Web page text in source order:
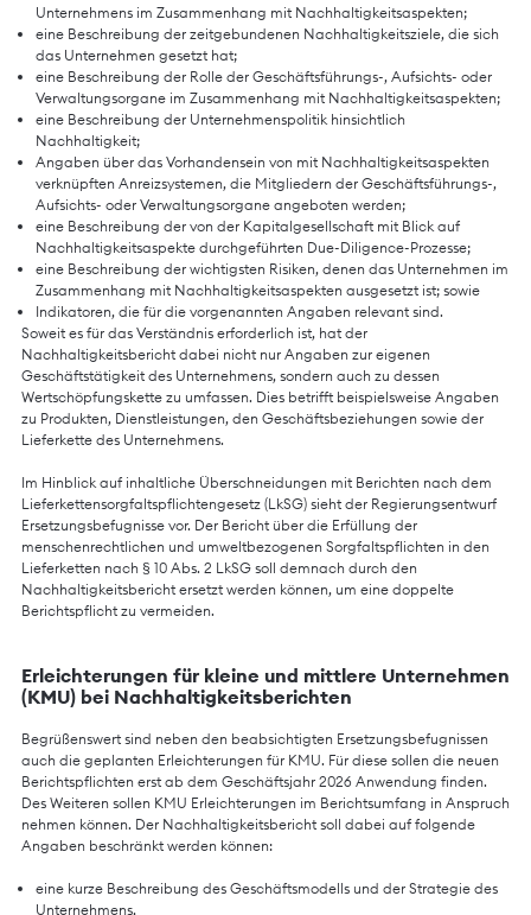
Unternehmens im Zusammenhang mit Nachhaltigkeitsaspekten;
eine Beschreibung der zeitgebundenen Nachhaltigkeitsziele, die sich
das Unternehmen gesetzt hat;
eine Beschreibung der Rolle der Geschäftsführungs-, Aufsichts- oder
Verwaltungsorgane im Zusammenhang mit Nachhaltigkeitsaspekten;
eine Beschreibung der Unternehmenspolitik hinsichtlich
Nachhaltigkeit;
Angaben über das Vorhandensein von mit Nachhaltigkeitsaspekten
verknüpften Anreizsystemen, die Mitgliedern der Geschäftsführungs-,
Aufsichts- oder Verwaltungsorgane angeboten werden;
eine Beschreibung der von der Kapitalgesellschaft mit Blick auf
Nachhaltigkeitsaspekte durchgeführten Due-Diligence-Prozesse;
eine Beschreibung der wichtigsten Risiken, denen das Unternehmen im
Zusammenhang mit Nachhaltigkeitsaspekten ausgesetzt ist; sowie
Indikatoren, die für die vorgenannten Angaben relevant sind.
Soweit es für das Verständnis erforderlich ist, hat der
Nachhaltigkeitsbericht dabei nicht nur Angaben zur eigenen
Geschäftstätigkeit des Unternehmens, sondern auch zu dessen
Wertschöpfungskette zu umfassen. Dies betrifft beispielsweise Angaben
zu Produkten, Dienstleistungen, den Geschäftsbeziehungen sowie der
Lieferkette des Unternehmens.
Im Hinblick auf inhaltliche Überschneidungen mit Berichten nach dem
Lieferkettensorgfaltspflichtengesetz (LkSG) sieht der Regierungsentwurf
Ersetzungsbefugnisse vor. Der Bericht über die Erfüllung der
menschenrechtlichen und umweltbezogenen Sorgfaltspflichten in den
Lieferketten nach § 10 Abs. 2 LkSG soll demnach durch den
Nachhaltigkeitsbericht ersetzt werden können, um eine doppelte
Berichtspflicht zu vermeiden.
Erleichterungen für kleine und mittlere Unternehmen
(KMU) bei Nachhaltigkeitsberichten
Begrüßenswert sind neben den beabsichtigten Ersetzungsbefugnissen
auch die geplanten Erleichterungen für KMU. Für diese sollen die neuen
Berichtspflichten erst ab dem Geschäftsjahr 2026 Anwendung finden.
Des Weiteren sollen KMU Erleichterungen im Berichtsumfang in Anspruch
nehmen können. Der Nachhaltigkeitsbericht soll dabei auf folgende
Angaben beschränkt werden können:
eine kurze Beschreibung des Geschäftsmodells und der Strategie des
Unternehmens,